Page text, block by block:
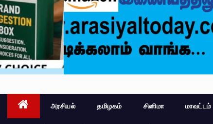
அரசியல் தமிழகம் சினிமா மாவட்டம்